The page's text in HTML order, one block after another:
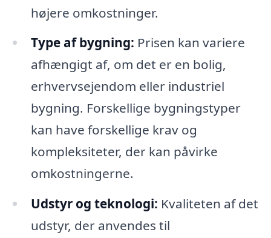
højere omkostninger.
Type af bygning: Prisen kan variere
afhængigt af, om det er en bolig,
erhvervsejendom eller industriel
bygning. Forskellige bygningstyper
kan have forskellige krav og
kompleksiteter, der kan påvirke
omkostningerne.
Udstyr og teknologi: Kvaliteten af det
udstyr, der anvendes til